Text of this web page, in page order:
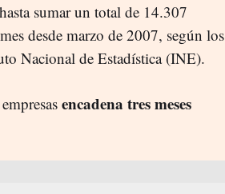
hasta sumar un total de 14.307
desde marzo de 2007, según los
Nacional de Estadística (INE).
encadena tres meses